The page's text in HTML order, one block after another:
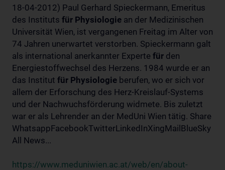
18-04-2012) Paul Gerhard Spieckermann, Emeritus
des Instituts für Physiologie an der Medizinischen
Universität Wien, ist vergangenen Freitag im Alter von
74 Jahren unerwartet verstorben. Spieckermann galt
als international anerkannter Experte für den
Energiestoffwechsel des Herzens. 1984 wurde er an
das Institut für Physiologie berufen, wo er sich vor
allem der Erforschung des Herz-Kreislauf-Systems
und der Nachwuchsförderung widmete. Bis zuletzt
war er als Lehrender an der MedUni Wien tätig. Share
WhatsappFacebookTwitterLinkedInXingMailBlueSky
All News...
https://www.meduniwien.ac.at/web/en/about-